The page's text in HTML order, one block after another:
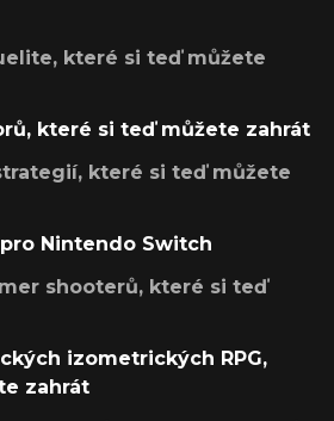
které si teď můžete
které si teď můžete zahrát
které si teď můžete
Nintendo Switch
shooterů, které si teď
izometrických RPG,
zahrát